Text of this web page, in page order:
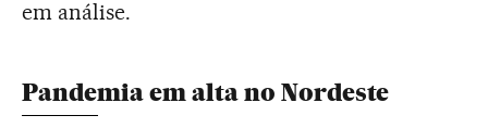
em análise.
Pandemia em alta no Nordeste